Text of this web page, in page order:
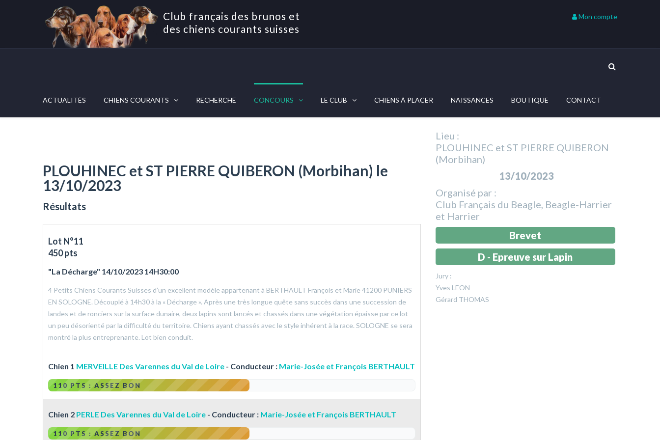
Club français des brunos et
des chiens courants suisses
Mon compte
ACTUALITÉS CHIENS COURANTS RECHERCHE CONCOURS LE CLUB CHIENS À PLACER NAISSANCES BOUTIQUE CONTACT
PLOUHINEC et ST PIERRE QUIBERON (Morbihan) le
13/10/2023
Résultats
Lot N°11
450 pts
"La Décharge" 14/10/2023 14H30:00
4 Petits Chiens Courants Suisses d’un excellent modèle appartenant à BERTHAULT François et Marie 41200 PUNIERS
EN SOLOGNE. Découplé à 14h30 à la « Décharge ». Après une très longue quête sans succès dans une succession de
landes et de ronciers sur la surface dunaire, deux lapins sont lancés et chassés dans une végétation épaisse par ce lot
un peu désorienté par la difficulté du territoire. Chiens ayant chassés avec le style inhérent à la race. SOLOGNE se sera
montré la plus entreprenante. Lot bien conduit.
Chien 1 MERVEILLE Des Varennes du Val de Loire - Conducteur : Marie-Josée et François BERTHAULT
110 PTS : ASSEZ BON
Chien 2 PERLE Des Varennes du Val de Loire - Conducteur : Marie-Josée et François BERTHAULT
110 PTS : ASSEZ BON
Lieu :
PLOUHINEC et ST PIERRE QUIBERON
(Morbihan)
13/10/2023
Organisé par :
Club Français du Beagle, Beagle-Harrier
et Harrier
Brevet
D - Epreuve sur Lapin
Jury :
Yves LEON
Gérard THOMAS